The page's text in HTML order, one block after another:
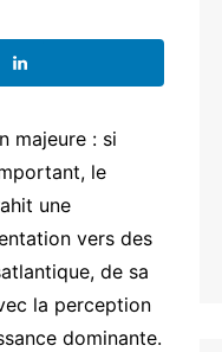
majeure : si
le
une
vers des
de sa
la perception
dominante.